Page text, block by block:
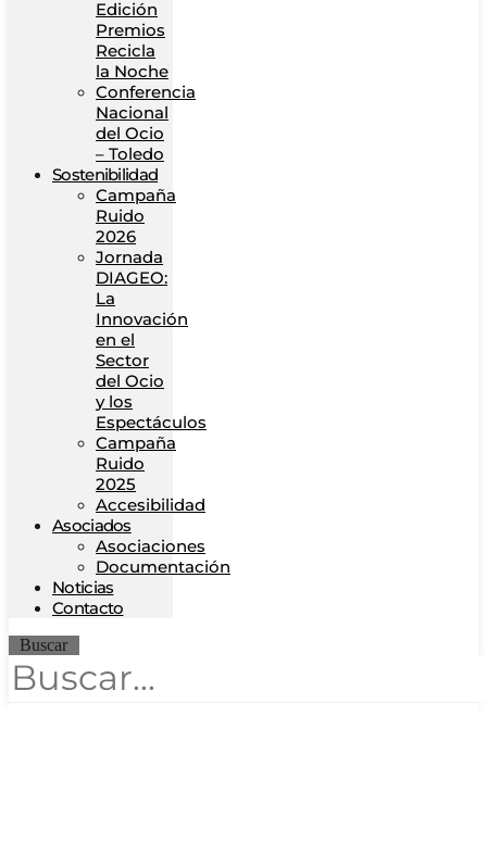
Edición
Premios
Recicla
la Noche
Conferencia
Nacional
del Ocio
– Toledo
Sostenibilidad
Campaña
Ruido
2026
Jornada
DIAGEO:
La
Innovación
en el
Sector
del Ocio
y los
Espectáculos
Campaña
Ruido
2025
Accesibilidad
Asociados
Asociaciones
Documentación
Noticias
Contacto
Buscar